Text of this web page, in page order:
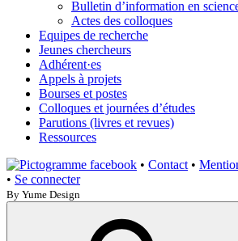
Bulletin d’information en
Actes des colloques
Equipes de recherche
Jeunes chercheurs
Adhérent·es
Appels à projets
Bourses et postes
Colloques et journées d’études
Parutions (livres et revues)
Ressources
• Contact •
• Se connecter
By Yume Design